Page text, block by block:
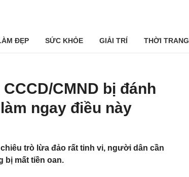
ĐẸP SỨC KHỎE GIẢI TRÍ THỜI TRANG
CMND bị đánh
ngay điều này
trò lừa đảo rất tinh vi, người dân cần
bị mất tiền oan.